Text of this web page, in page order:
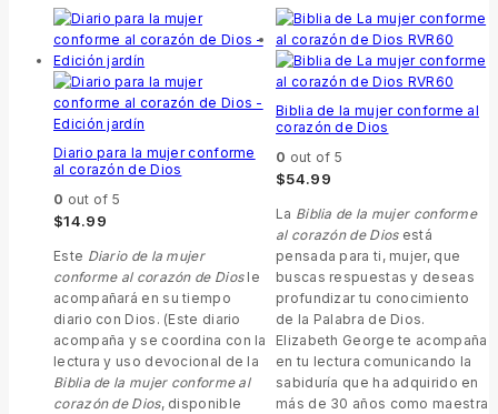
Diario para la mujer conforme
al corazón de Dios
0 out of 5
$14.99
Este Diario de la mujer
conforme al corazón de Diosle
acompañará en su tiempo
diario con Dios. (Este diario
acompaña y se coordina con la
lectura y uso devocional de la
Biblia de la mujer conforme al
corazón de Dios, disponible
Biblia de la mujer conforme al
corazón de Dios
0 out of 5
$54.99
La Biblia de la mujer conforme
al corazón de Diosestá
pensada para ti, mujer, que
buscas respuestas y deseas
profundizar tu conocimiento
de la Palabra de Dios.
Elizabeth George te acompaña
en tu lectura comunicando la
sabiduría que ha adquirido en
más de 30 años como maestra